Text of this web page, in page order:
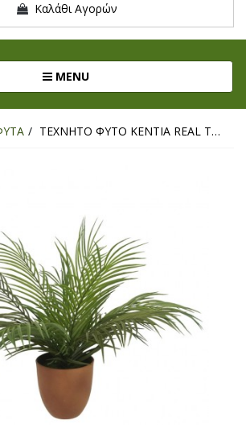
Καλάθι Αγορών
MENUToggle navigation
ΤΕΧΝΗΤΟ ΦΥΤΟ ΚΕΝΤΙΑ REAL TOUCH 40ΕΚ.